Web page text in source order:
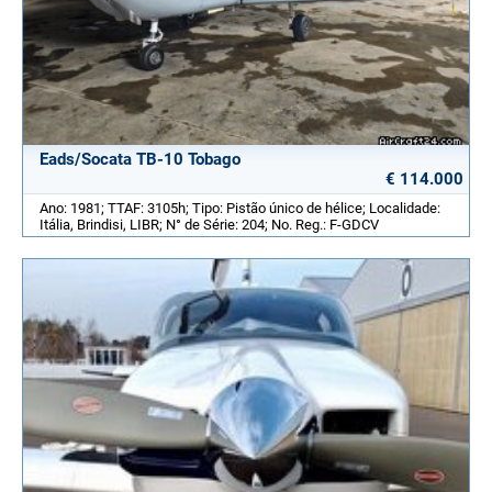
Eads/Socata TB-10 Tobago
€ 114.000
Ano: 1981; TTAF: 3105h; Tipo: Pistão único de hélice; Localidade:
Itália, Brindisi, LIBR; N° de Série: 204; No. Reg.: F-GDCV